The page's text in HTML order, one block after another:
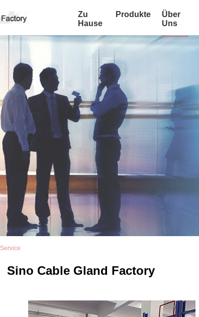
Zu
Hause
Produkte
Über
Uns
Service
Sino Cable Gland Factory